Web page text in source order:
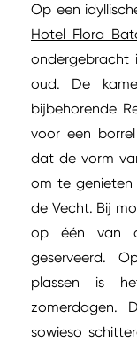
Op een
Hotel Flora
ondergebracht
oud. De
bijbehorende
voor een
dat de vorm
om te
de Vecht. Bij
op één van
geserveerd.
plassen is
zomerdagen.
sowieso